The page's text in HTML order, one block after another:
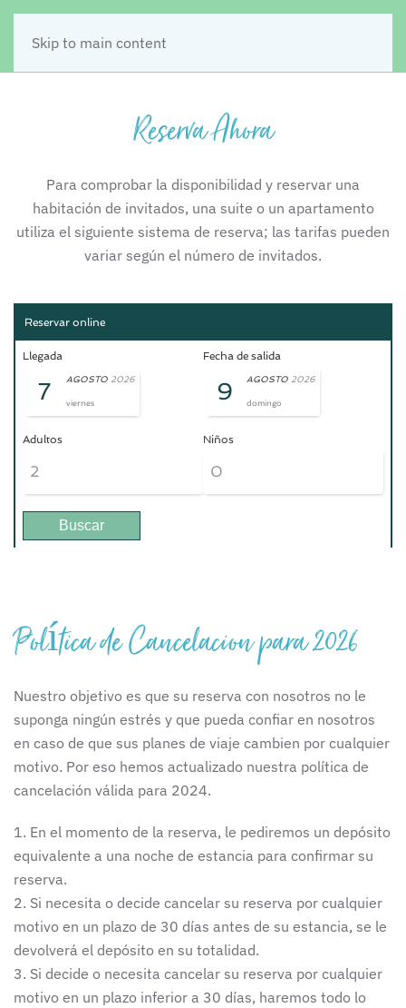
Skip to main content
Reserva Ahora
Para comprobar la disponibilidad y reservar una
habitación de invitados, una suite o un apartamento
utiliza el siguiente sistema de reserva; las tarifas pueden
variar según el número de invitados.
Reservar online
Llegada
7 AGOSTO 2026
viernes
Fecha de salida
9 AGOSTO 2026
domingo
Adultos Niños
Política de Cancelacion para 2026
Nuestro objetivo es que su reserva con nosotros no le
suponga ningún estrés y que pueda confiar en nosotros
en caso de que sus planes de viaje cambien por cualquier
motivo. Por eso hemos actualizado nuestra política de
cancelación válida para 2024.
1. En el momento de la reserva, le pediremos un depósito
equivalente a una noche de estancia para confirmar su
reserva.
2. Si necesita o decide cancelar su reserva por cualquier
motivo en un plazo de 30 días antes de su estancia, se le
devolverá el depósito en su totalidad.
3. Si decide o necesita cancelar su reserva por cualquier
motivo en un plazo inferior a 30 días, haremos todo lo